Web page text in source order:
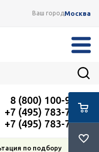
Ваш городМосква
8 (800) 100-91-12
+7 (495) 783-72-87
+7 (495) 783-72-87
по подбору